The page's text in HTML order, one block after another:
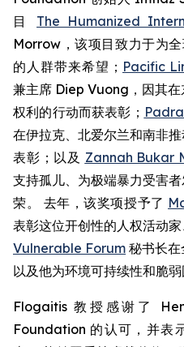
目 The Humanized
Morrow，该项目致力于为
的人群带来希望； Pacific
兼主席 Diep Vuong，因其
权利的行动而获表彰；
在伊拉克、北爱尔兰和南非
表彰；以及 Zannah Bukar
支持孤儿、为极端暴力受害
荣。 去年，该奖项授予了
表彰这位开创性的人权活动
Vulnerable Forum 秘书长在
以及他为环境可持续性和脆弱
Flogaitis 教授感谢了
Foundation 的认可，并表